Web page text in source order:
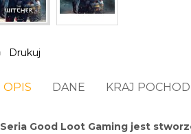
Drukuj
OPIS DANE KRAJ
Seria Good Loot Gaming jest